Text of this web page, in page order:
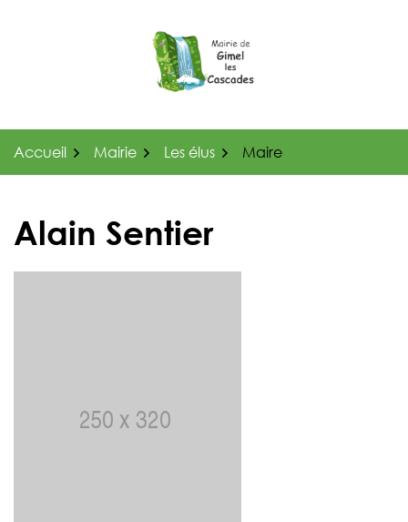
Accueil Mairie Les élus Maire
Alain Sentier